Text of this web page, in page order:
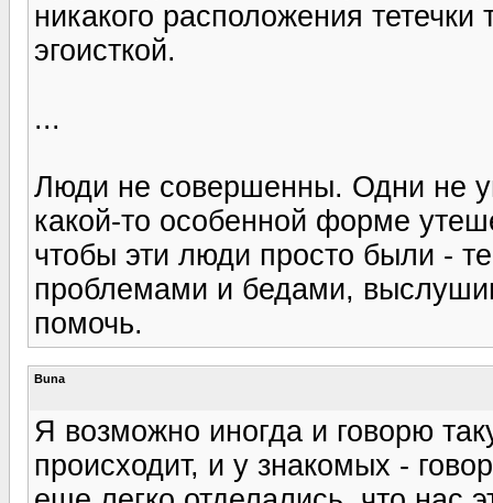
никакого расположения
эгоисткой.
...
Люди не совершенны. Одни не
какой-то особенной форме
чтобы эти люди просто были -
проблемами и бедами,
помочь.
Buna
Я возможно иногда и говорю
происходит, и у знакомых -